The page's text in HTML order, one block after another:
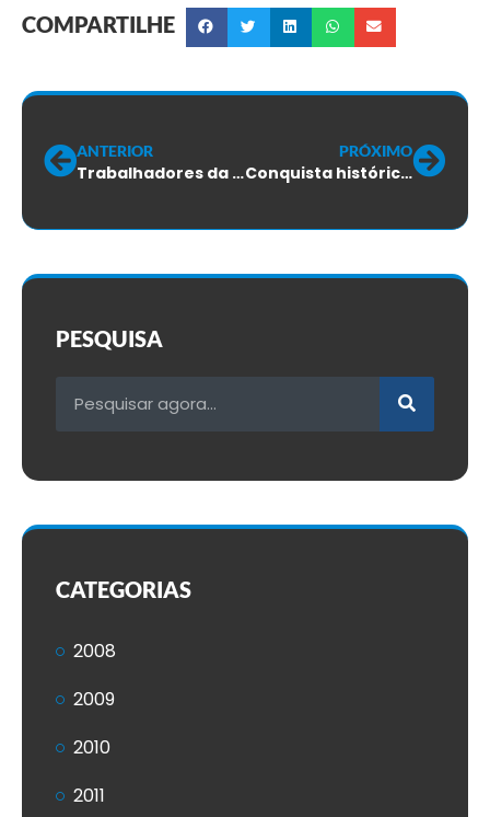
COMPARTILHE
ANTERIOR
Trabalhadores da Algar: votação do aditivo do ACT será nesta quarta-feira
PRÓXIMO
Conquista histórica! SINTTEL-SC negocia pacote de dados ilimitados para os trabalhadores de Campo da Vivo
PESQUISA
CATEGORIAS
2008
2009
2010
2011